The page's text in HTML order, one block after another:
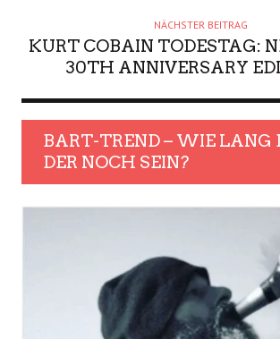
NÄCHSTER BEITRAG
KURT COBAIN TODESTAG:
30TH ANNIVERSARY
BART-TREND – WIE LANG
DER NOCH SEIN?